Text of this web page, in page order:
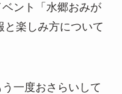
ント「水郷おみが
と楽しみ方について
一度おさらいして